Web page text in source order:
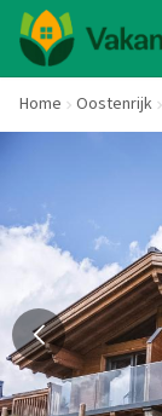
Home Oostenrijk